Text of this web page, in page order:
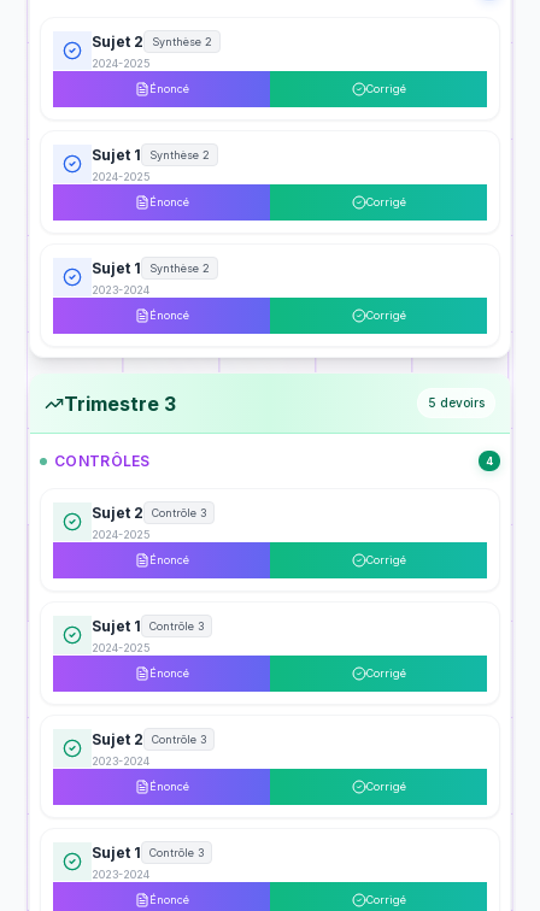
Sujet 2
Synthèse 2
2024-2025
Énoncé
Corrigé
Sujet 1
Synthèse 2
2024-2025
Énoncé
Corrigé
Sujet 1
Synthèse 2
2023-2024
Énoncé
Corrigé
Trimestre 3 5 devoirs
CONTRÔLES 4
Sujet 2
Contrôle 3
2024-2025
Énoncé
Corrigé
Sujet 1
Contrôle 3
2024-2025
Énoncé
Corrigé
Sujet 2
Contrôle 3
2023-2024
Énoncé
Corrigé
Sujet 1
Contrôle 3
2023-2024
Énoncé
Corrigé